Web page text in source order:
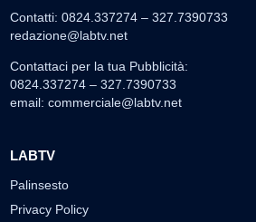
Contatti: 0824.337274 – 327.7390733
redazione@labtv.net
Contattaci per la tua Pubblicità:
0824.337274 – 327.7390733
email: commerciale@labtv.net
LABTV
Palinsesto
Privacy Policy